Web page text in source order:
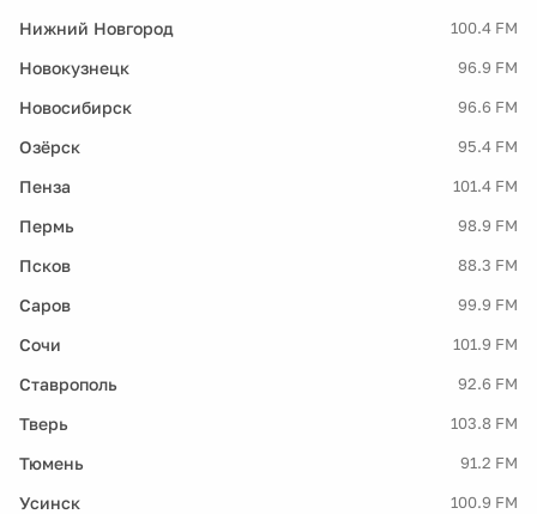
Нижний Новгород 100.4 FM
Новокузнецк 96.9 FM
Новосибирск 96.6 FM
Озёрск 95.4 FM
Пенза 101.4 FM
Пермь 98.9 FM
Псков 88.3 FM
Саров 99.9 FM
Сочи 101.9 FM
Ставрополь 92.6 FM
Тверь 103.8 FM
Тюмень 91.2 FM
Усинск 100.9 FM